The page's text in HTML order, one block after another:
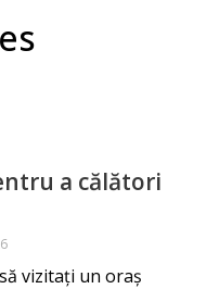
a călători
vizitați un oraș